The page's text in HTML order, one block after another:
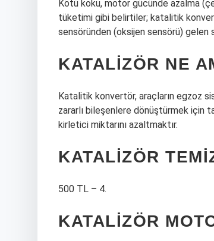
Kötü koku, motor gücünde azalma
tüketimi gibi belirtiler; katalitik
sensöründen (oksijen sensörü) gelen
KATALIZÖR NE
Katalitik konvertör, araçların egzoz
zararlı bileşenlere dönüştürmek için
kirletici miktarını azaltmaktır.
KATALIZÖR
500 TL – 4.
KATALIZÖR